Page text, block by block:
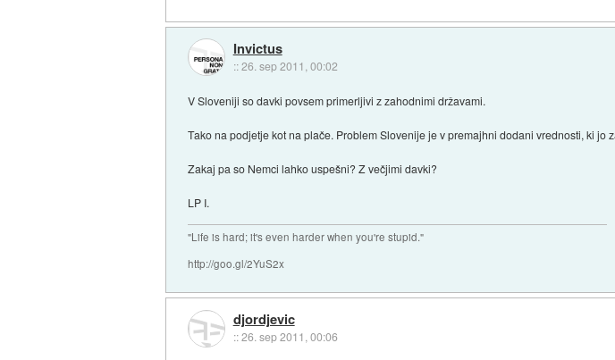
Invictus
::26. sep 2011, 00:02
V Sloveniji so davki povsem primerljivi z zahodnimi državami.
Tako na podjetje kot na plače. Problem Slovenije je v premajhni dodani vrednosti, ki jo
Zakaj pa so Nemci lahko uspešni? Z večjimi davki?
LP I.
"Life is hard; it's even harder when you're stupid."
http://goo.gl/2YuS2x
djordjevic
::26. sep 2011, 00:06